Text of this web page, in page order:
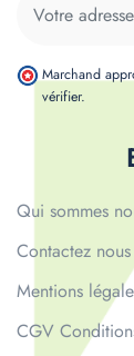
Qui sommes
Contactez nous
Mentions
CGV
Marchand
vérifier.